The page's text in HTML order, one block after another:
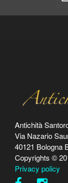
Antichità
Via Nazario
40121 Bologna
Copyrights ©
Privacy policy